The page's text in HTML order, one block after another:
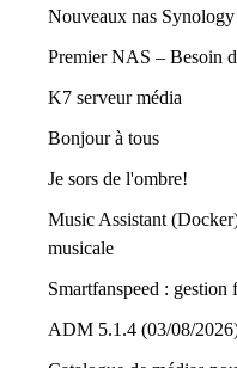
Nouveaux nas
Premier NAS – Besoin
K7 serveur média
Bonjour à tous
Je sors de l'ombre!
Music Assistant
musicale
Smartfanspeed : gestion
ADM 5.1.4 (03/08/